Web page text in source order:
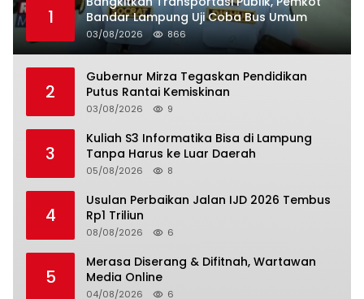
1
Bandar Lampung Uji Coba Bus Umum
03/08/2026 866
2
Gubernur Mirza Tegaskan Pendidikan
Putus Rantai Kemiskinan
03/08/2026 9
3
Kuliah S3 Informatika Bisa di Lampung
Tanpa Harus ke Luar Daerah
05/08/2026 8
4
Usulan Perbaikan Jalan IJD 2026 Tembus
Rp1 Triliun
08/08/2026 6
5
Merasa Diserang & Difitnah, Wartawan
Media Online
04/08/2026 6